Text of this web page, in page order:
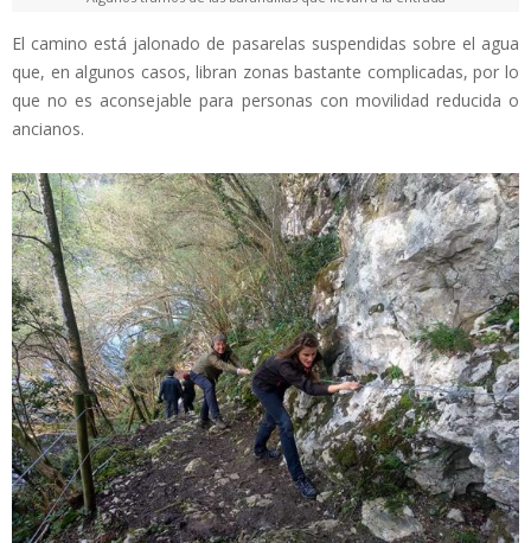
El camino está jalonado de pasarelas suspendidas sobre el agua
que, en algunos casos, libran zonas bastante complicadas, por lo
que no es aconsejable para personas con movilidad reducida o
ancianos.